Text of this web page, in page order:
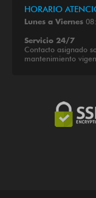
HORARIO
Lunes a Viernes
Servicio 24/7
Contacto asignado
mantenimiento